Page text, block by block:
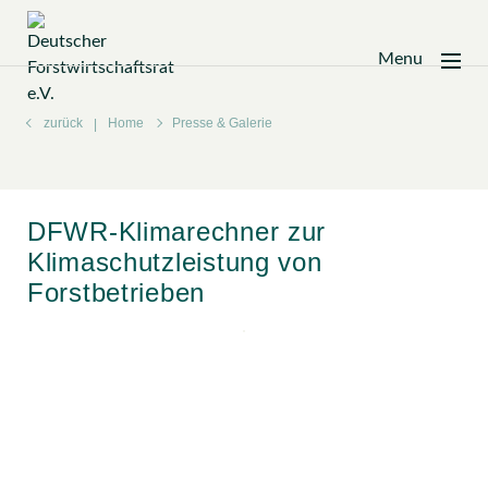
Zum
Inhalt
springen
Menu
zurück Home Presse & Galerie
DFWR-Klimarechner zur
Klimaschutzleistung von
Forstbetrieben